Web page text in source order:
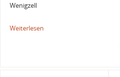
Wenigzell
Weiterlesen